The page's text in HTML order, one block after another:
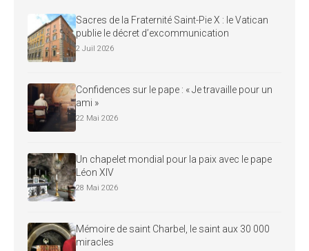
Sacres de la Fraternité Saint-Pie X : le Vatican
publie le décret d’excommunication
2 Juil 2026
Confidences sur le pape : « Je travaille pour un
ami »
22 Mai 2026
Un chapelet mondial pour la paix avec le pape
Léon XIV
28 Mai 2026
Mémoire de saint Charbel, le saint aux 30 000
miracles